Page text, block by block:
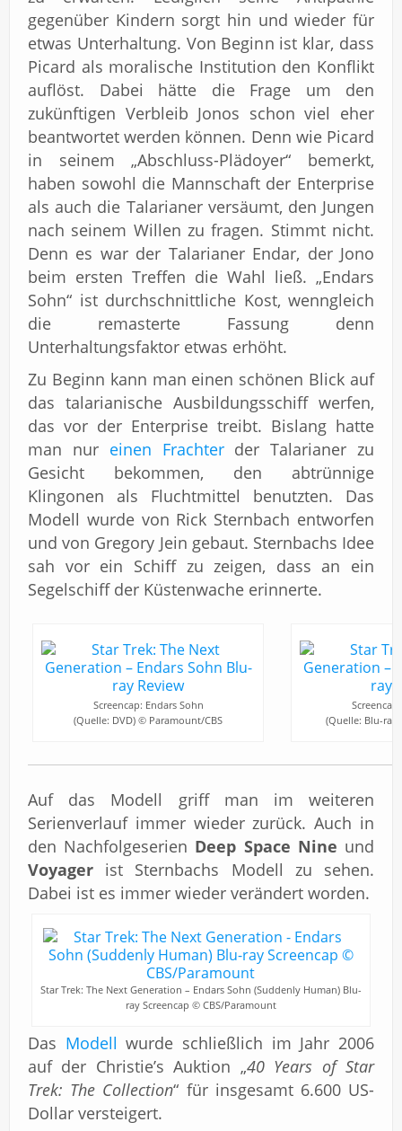
gegenüber Kindern sorgt hin und wieder für
etwas Unterhaltung. Von Beginn ist klar, dass
Picard als moralische Institution den Konflikt
auflöst. Dabei hätte die Frage um den
zukünftigen Verbleib Jonos schon viel eher
beantwortet werden können. Denn wie Picard
in seinem „Abschluss-Plädoyer“ bemerkt,
haben sowohl die Mannschaft der Enterprise
als auch die Talarianer versäumt, den Jungen
nach seinem Willen zu fragen. Stimmt nicht.
Denn es war der Talarianer Endar, der Jono
beim ersten Treffen die Wahl ließ. „Endars
Sohn“ ist durchschnittliche Kost, wenngleich
die remasterte Fassung denn
Unterhaltungsfaktor etwas erhöht.
Zu Beginn kann man einen schönen Blick auf
das talarianische Ausbildungsschiff werfen,
das vor der Enterprise treibt. Bislang hatte
man nur einen Frachterder Talarianer zu
Gesicht bekommen, den abtrünnige
Klingonen als Fluchtmittel benutzten. Das
Modell wurde von Rick Sternbach entworfen
und von Gregory Jein gebaut. Sternbachs Idee
sah vor ein Schiff zu zeigen, dass an ein
Segelschiff der Küstenwache erinnerte.
Screencap: Endars Sohn
(Quelle: DVD) © Paramount/CBS
(Quelle: Blu-
Auf das Modell griff man im weiteren
Serienverlauf immer wieder zurück. Auch in
den Nachfolgeserien Deep Space Nine und
Voyager ist Sternbachs Modell zu sehen.
Dabei ist es immer wieder verändert worden.
Star Trek: The Next Generation – Endars Sohn (Suddenly Human) Blu-
ray Screencap © CBS/Paramount
Das Modell wurde schließlich im Jahr 2006
auf der Christie’s Auktion „40 Years of Star
Trek: The Collection“ für insgesamt 6.600 US-
Dollar versteigert.